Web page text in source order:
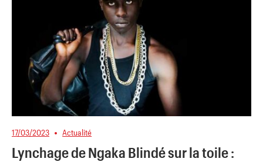
17/03/2023 Actualité
Lynchage de Ngaka Blindé sur la toile :